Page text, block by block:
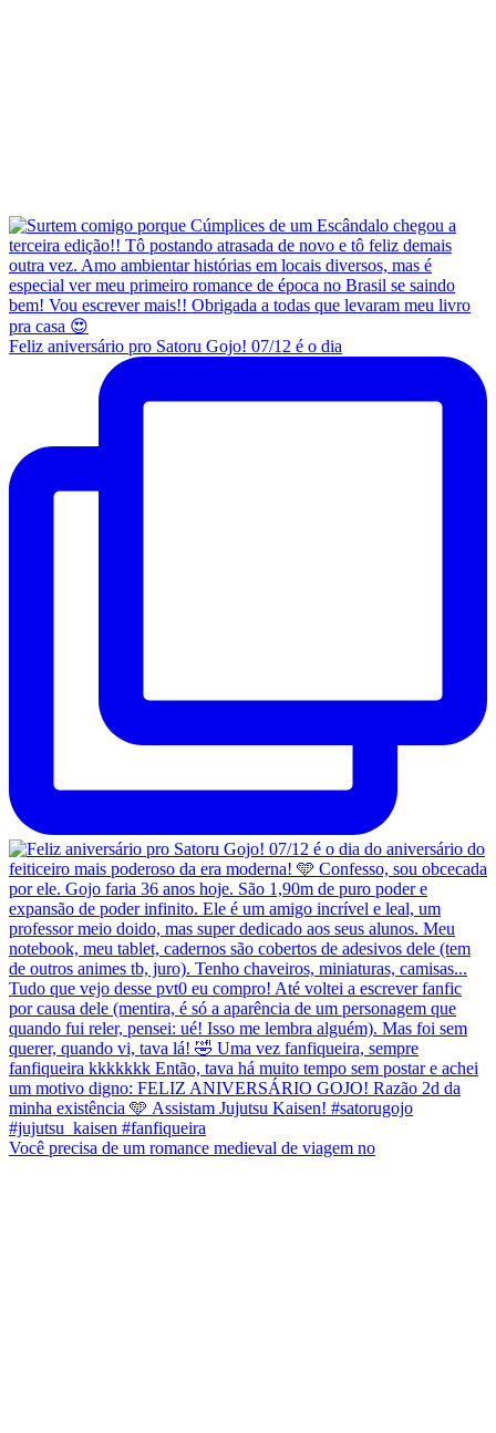
Feliz aniversário pro Satoru Gojo! 07/12 é o dia
Você precisa de um romance medieval de viagem no